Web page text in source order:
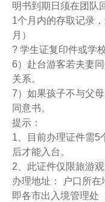
明书到期日须在团队
1个月内的存取记录
月）
? 学生证复印件或学
6）赴台游客若夫妻
关系。
7）如果孩子不与父
同意书。
提示：
1、目前办理证件需5
后才能入台。
2、此证件仅限旅游
办理地址： 户口所在
即各市出入境管理处